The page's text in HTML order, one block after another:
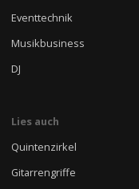
Eventtechnik
Musikbusiness
DJ
Lies auch
Quintenzirkel
Gitarrengriffe